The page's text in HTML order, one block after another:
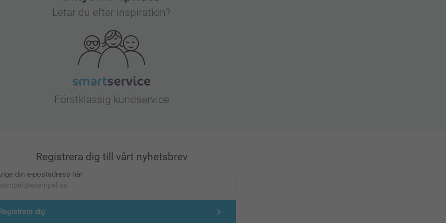
Letar du efter inspiration?
Förstklassig kundservice
Registrera dig till vårt nyhetsbrev
din e-postadress här
dig